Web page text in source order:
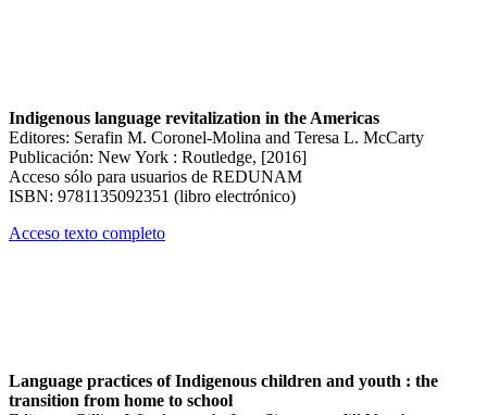
Indigenous language revitalization in the Americas
Editores: Serafin M. Coronel-Molina and Teresa L. McCarty
Publicación: New York : Routledge, [2016]
Acceso sólo para usuarios de REDUNAM
ISBN: 9781135092351 (libro electrónico)
Acceso texto completo
Language practices of Indigenous children and youth : the
transition from home to school